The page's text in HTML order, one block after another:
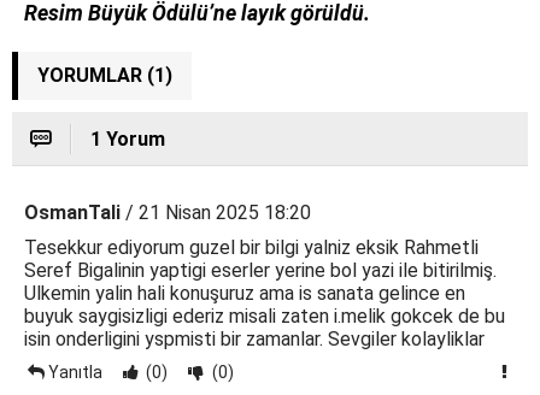
Resim Büyük Ödülü’ne layık görüldü.
YORUMLAR (1)
1 Yorum
OsmanTali / 21 Nisan 2025 18:20
Tesekkur ediyorum guzel bir bilgi yalniz eksik Rahmetli
Seref Bigalinin yaptigi eserler yerine bol yazi ile bitirilmiş.
Ulkemin yalin hali konuşuruz ama is sanata gelince en
buyuk saygisizligi ederiz misali zaten i.melik gokcek de bu
isin onderligini yspmisti bir zamanlar. Sevgiler kolayliklar
Yanıtla (0) (0)